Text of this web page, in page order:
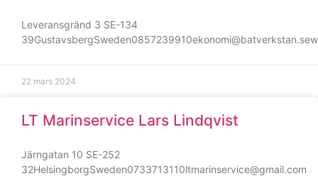
Leveransgränd 3 SE-134
22 mars 2024
LT Marinservice Lars Lindqvist
Järngatan 10 SE-252
32HelsingborgSweden0733713110ltmarinservice@gmail.com
Dessa kakor
välja bort. De
behövs för
över huvud
taget ska